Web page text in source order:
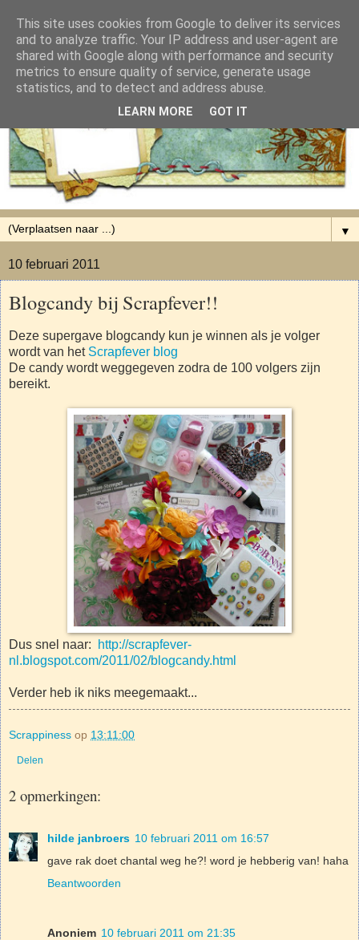
▼
10 februari 2011
Blogcandy bij Scrapfever!!
Deze supergave blogcandy kun je winnen als je volger
wordt van het Scrapfever blog
De candy wordt weggegeven zodra de 100 volgers zijn
bereikt.
Dus snel naar:
http://scrapfever-
nl.blogspot.com/2011/02/blogcandy.html
Verder heb ik niks meegemaakt...
Scrappiness op 13:11:00
Delen
2 opmerkingen:
hilde janbroers 10 februari 2011 om 16:57
gave rak doet chantal weg he?! word je hebberig van! haha
Beantwoorden
Anoniem 10 februari 2011 om 21:35
This site uses cookies from Google to deliver its services
and to analyze traffic. Your IP address and user-agent are
shared with Google along with performance and security
metrics to ensure quality of service, generate usage
statistics, and to detect and address abuse.
LEARN MORE GOT IT